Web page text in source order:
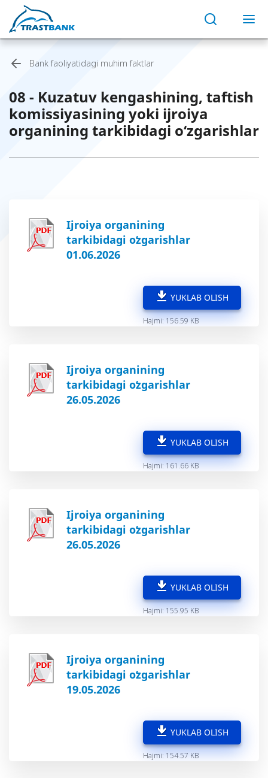
Bank faoliyatidagi muhim faktlar
08 - Kuzatuv kengashining, taftish
komissiyasining yoki ijroiya
organining tarkibidagi o‘zgarishlar
Ijroiya organining
tarkibidagi oʻzgarishlar
01.06.2026
YUKLAB OLISH
Hajmi: 156.59 KB
Ijroiya organining
tarkibidagi oʻzgarishlar
26.05.2026
YUKLAB OLISH
Hajmi: 161.66 KB
Ijroiya organining
tarkibidagi oʻzgarishlar
26.05.2026
YUKLAB OLISH
Hajmi: 155.95 KB
Ijroiya organining
tarkibidagi oʻzgarishlar
19.05.2026
YUKLAB OLISH
Hajmi: 154.57 KB